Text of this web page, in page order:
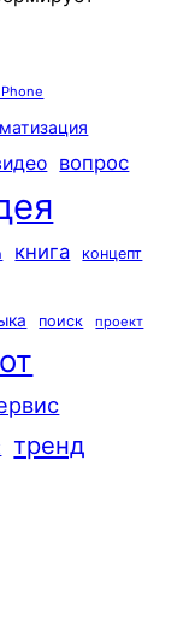
вопрос
книга
концепт
поиск проект
тренд